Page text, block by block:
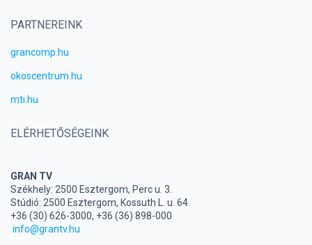
PARTNEREINK
grancomp.hu
okoscentrum.hu
mti.hu
ELÉRHETŐSÉGEINK
GRAN TV
Székhely: 2500 Esztergom, Perc u. 3.
Stúdió: 2500 Esztergom, Kossuth L. u. 64.
+36 (30) 626-3000, +36 (36) 898-000
info@grantv.hu